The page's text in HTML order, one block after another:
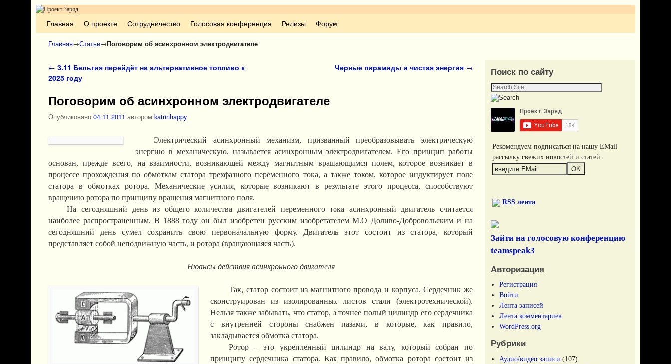
Главная О проекте Сотрудничество Голосовая конференция Релизы Форум
Главная→Статьи→Поговорим об асинхронном электродвигателе
Навигация по записям
← 3.11 Бельгия перейдёт на альтернативное топливо к
2025 году
Черные пирамиды и чистая энергия →
Поговорим об асинхронном электродвигателе
Опубликовано 04.11.2011 автором katrinhappy
Электрический асинхронный механизм, призванный преобразовывать электрическую
энергию в механическую, называется асинхронным электродвигателем. Его принцип работы
основан, прежде всего, на взаимности, возникающей между магнитным вращающимся полем, которое возникает в
процессе прохождения по обмоткам статора трехфазного переменного тока, а также током, которое индуктирует поле
статора в обмотках ротора. Механические усилия, которые возникают в результате этого процесса, способствуют
вращению ротора по принципу вращения магнитного поля.
На сегодняшний день из общего количества двигателей переменного тока асинхронный двигатель считается
наиболее распространенным. В 1888 году он был изобретен русским изобретателем М.О Доливо-Добровольским и на
сегодняшний день сумел сохранить свою первоначальную форму. Двигатель этот состоит из статора, который
представляет собой неподвижную часть, и ротора (вращающаяся часть).
Нюансы действия асинхронного двигателя
Так, статор состоит из магнитного провода и корпуса. Сердечник же
сконструирован из изолированных листов стали (электротехнической).
Нельзя также забывать, что статор, а точнее полый цилиндр его сердечника
с внутренней стороны снабжен пазами, в которые, как правило,
закладывается обмотка статора.
Ротор – это укрепленный цилиндр на валу, который собран по
принципу сердечника статора. Как правило, обмотка ротора состоит из
Поиск по сайту
Рекомендуем подписаться на нашу EMail
рассылку свежих новостей и статей:
RSS лента
Зайти на голосовую конференцию
teamspeak3
Авторизация
Регистрация
Войти
Лента записей
Лента комментариев
WordPress.org
Рубрики
Аудио/видео записи (107)